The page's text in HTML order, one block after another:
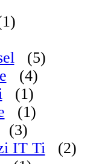
(5)
(4)
(1)
(1)
(3)
IT Ti
(2)